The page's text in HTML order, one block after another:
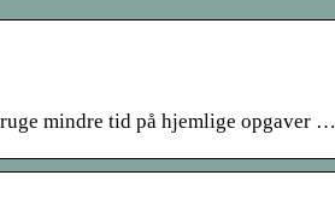
mindre tid på hjemlige opgaver …